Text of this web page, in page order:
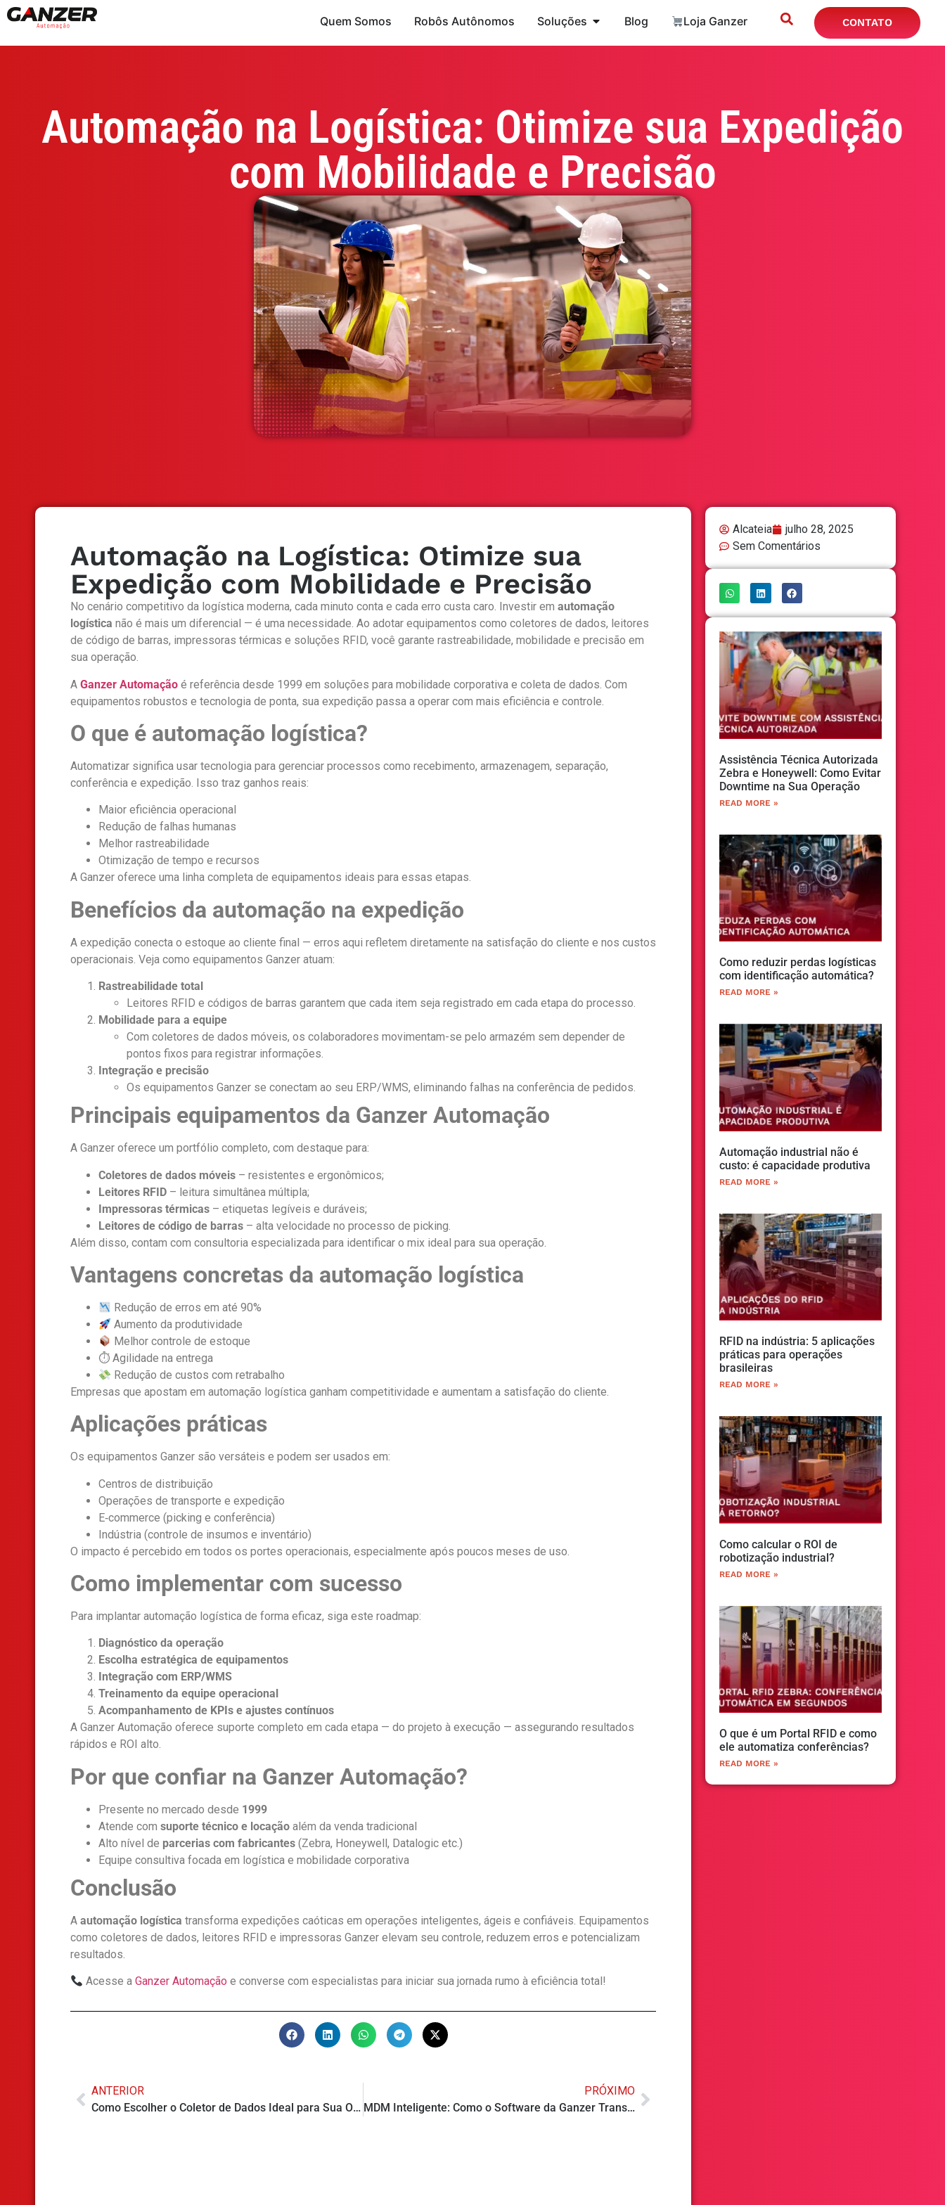
Quem Somos Robôs Autônomos Soluções Blog Loja Ganzer CONTATO
Automação na Logística: Otimize sua Expedição
com Mobilidade e Precisão
Automação na Logística: Otimize sua
Expedição com Mobilidade e Precisão
No cenário competitivo da logística moderna, cada minuto conta e cada erro custa caro. Investir em automação
logística não é mais um diferencial — é uma necessidade. Ao adotar equipamentos como coletores de dados, leitores
de código de barras, impressoras térmicas e soluções RFID, você garante rastreabilidade, mobilidade e precisão em
sua operação.
A Ganzer Automação é referência desde 1999 em soluções para mobilidade corporativa e coleta de dados. Com
equipamentos robustos e tecnologia de ponta, sua expedição passa a operar com mais eficiência e controle.
O que é automação logística?
Automatizar significa usar tecnologia para gerenciar processos como recebimento, armazenagem, separação,
conferência e expedição. Isso traz ganhos reais:
Maior eficiência operacional
Redução de falhas humanas
Melhor rastreabilidade
Otimização de tempo e recursos
A Ganzer oferece uma linha completa de equipamentos ideais para essas etapas.
Benefícios da automação na expedição
A expedição conecta o estoque ao cliente final — erros aqui refletem diretamente na satisfação do cliente e nos custos
operacionais. Veja como equipamentos Ganzer atuam:
Rastreabilidade total
Leitores RFID e códigos de barras garantem que cada item seja registrado em cada etapa do processo.
Mobilidade para a equipe
Com coletores de dados móveis, os colaboradores movimentam-se pelo armazém sem depender de
pontos fixos para registrar informações.
Integração e precisão
Os equipamentos Ganzer se conectam ao seu ERP/WMS, eliminando falhas na conferência de pedidos.
Principais equipamentos da Ganzer Automação
A Ganzer oferece um portfólio completo, com destaque para:
Coletores de dados móveis – resistentes e ergonômicos;
Leitores RFID – leitura simultânea múltipla;
Impressoras térmicas – etiquetas legíveis e duráveis;
Leitores de código de barras – alta velocidade no processo de picking.
Além disso, contam com consultoria especializada para identificar o mix ideal para sua operação.
Vantagens concretas da automação logística
Redução de erros em até 90%
Aumento da produtividade
Melhor controle de estoque
⏱ Agilidade na entrega
Redução de custos com retrabalho
Empresas que apostam em automação logística ganham competitividade e aumentam a satisfação do cliente.
Aplicações práticas
Os equipamentos Ganzer são versáteis e podem ser usados em:
Centros de distribuição
Operações de transporte e expedição
E‑commerce (picking e conferência)
Indústria (controle de insumos e inventário)
O impacto é percebido em todos os portes operacionais, especialmente após poucos meses de uso.
Como implementar com sucesso
Para implantar automação logística de forma eficaz, siga este roadmap:
Diagnóstico da operação
Escolha estratégica de equipamentos
Integração com ERP/WMS
Treinamento da equipe operacional
Acompanhamento de KPIs e ajustes contínuos
A Ganzer Automação oferece suporte completo em cada etapa — do projeto à execução — assegurando resultados
rápidos e ROI alto.
Por que confiar na Ganzer Automação?
Presente no mercado desde 1999
Atende com suporte técnico e locação além da venda tradicional
Alto nível de parcerias com fabricantes (Zebra, Honeywell, Datalogic etc.)
Equipe consultiva focada em logística e mobilidade corporativa
Conclusão
A automação logística transforma expedições caóticas em operações inteligentes, ágeis e confiáveis. Equipamentos
como coletores de dados, leitores RFID e impressoras Ganzer elevam seu controle, reduzem erros e potencializam
resultados.
Acesse a Ganzer Automação e converse com especialistas para iniciar sua jornada rumo à eficiência total!
ANTERIOR
Como Escolher o Coletor de Dados Ideal para Sua Operação: Dicas Práticas da Ganzer
PRÓXIMO
MDM Inteligente: Como o Software da Ganzer Transforma a Gestão de Dispositivos Móveis nas Empresas
Alcateia
julho 28, 2025
Sem Comentários
Assistência Técnica Autorizada
Zebra e Honeywell: Como Evitar
Downtime na Sua Operação
READ MORE »
Como reduzir perdas logísticas
com identificação automática?
READ MORE »
Automação industrial não é
custo: é capacidade produtiva
READ MORE »
RFID na indústria: 5 aplicações
práticas para operações
brasileiras
READ MORE »
Como calcular o ROI de
robotização industrial?
READ MORE »
O que é um Portal RFID e como
ele automatiza conferências?
READ MORE »